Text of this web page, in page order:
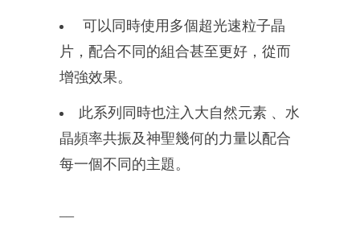
可以同時使用多個超光速粒子晶
片，配合不同的組合甚至更好，從而
增強效果。
此系列同時也注入大自然元素 、 水
晶頻率共振及神聖幾何的力量以配合
每一個不同 的主題。